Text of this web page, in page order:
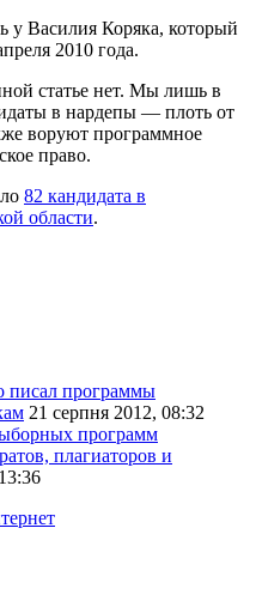
у Василия Коряка, который
2010 года.
статье нет. Мы лишь в
в нардепы — плоть от
воруют программное
право.
82 кандидата в
области.
писал программы
21 серпня 2012, 08:32
программ
плагиаторов и